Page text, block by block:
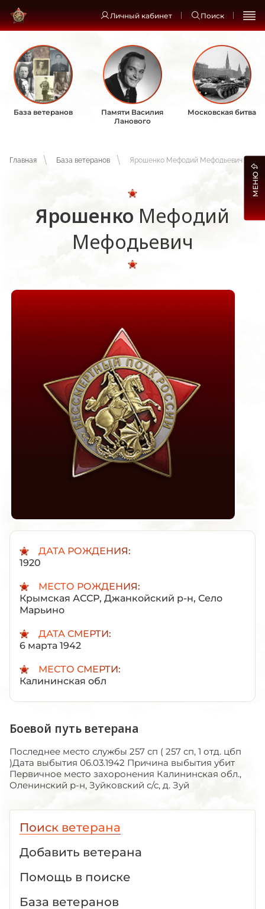
Личный кабинет Поиск
База ветеранов
Памяти Василия
Ланового
Московская битва
Главная База ветеранов Ярошенко Мефодий Мефодьевич
Ярошенко Мефодий
Мефодьевич
ДАТА РОЖДЕНИЯ:
1920
МЕСТО РОЖДЕНИЯ:
Крымская АССР, Джанкойский р-н, Село
Марьино
ДАТА СМЕРТИ:
6 марта 1942
МЕСТО СМЕРТИ:
Калининская обл
Боевой путь ветерана
Последнее место службы 257 сп ( 257 сп, 1 отд. цбп
)Дата выбытия 06.03.1942 Причина выбытия убит
Первичное место захоронения Калининская обл.,
Оленинский р-н, Зуйковский с/с, д. Зуй
Поиск ветерана
Добавить ветерана
Помощь в поиске
База ветеранов
МЕНЮ